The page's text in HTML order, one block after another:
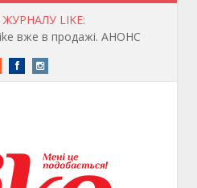
LIKE:
вже в продажі. АНОНС
FacebookInstagram